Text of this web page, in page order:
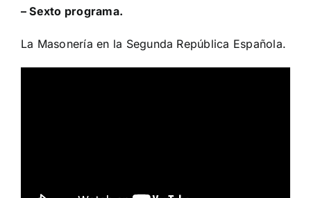
– Sexto programa.
La Masonería en la Segunda República Española.